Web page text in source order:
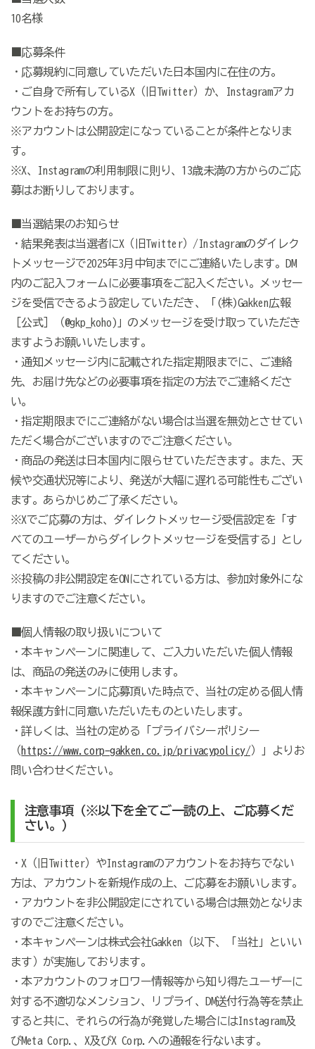
10名様
■応募条件
・応募規約に同意していただいた日本国内に在住の方。
・ご自身で所有しているX（旧Twitter）か、Instagramアカ
ウントをお持ちの方。
※アカウントは公開設定になっていることが条件となりま
す。
※X、Instagramの利用制限に則り、13歳未満の方からのご応
募はお断りしております。
■当選結果のお知らせ
・結果発表は当選者にX（旧Twitter）/Instagramのダイレク
トメッセージで2025年3月中旬までにご連絡いたします。
DM
内のご記入フォームに必要事項をご記入ください。メッセー
ジを受信できるよう設定していただき、「(株)Gakken広報
［公式］（@gkp_koho)」のメッセージを受け取っていただき
ますようお願いいたします。
・通知メッセージ内に記載された指定期限までに、ご連絡
先、お届け先などの必要事項を指定の方法でご連絡くださ
い。
・指定期限までにご連絡がない場合は当選を無効とさせてい
ただく場合がございますのでご注意ください。
・商品の発送は日本国内に限らせていただきます。また、 天
候や交通状況等により、発送が大幅に遅れる可能性もござい
ます。あらかじめご了承ください。
※Xでご応募の方は、ダイレクトメッセージ受信設定を「す
べてのユーザーからダイレクトメッセージを受信する」とし
てください。
※投稿の非公開設定をONにされている方は、参加対象外にな
りますのでご注意ください。
■個人情報の取り扱いについて
・本キャンペーンに関連して、ご入力いただいた個人情報
は、商品の発送のみに使用します。
・本キャンペーンに応募頂いた時点で、当社の定める個人情
報保護方針に同意いただいたものといたします。
・詳しくは、当社の定める「プライバシーポリシー
（ https://www.corp-gakken.co.jp/privacypolicy/）」よりお
問い合わせください。
注意事項（※以下を全てご一読の上、ご応募くだ
さい。）
・X（旧Twitter） やInstagramのアカウントをお持ちでない
方は、アカウントを新規作成の上、ご応募をお願いします。
・アカウントを非公開設定にされている場合は無効となりま
すのでご注意ください。
・本キャンペーンは株式会社Gakken（以下、「当社」といい
ます）が実施しております。
・本アカウントのフォロワー情報等から知り得たユーザーに
対する不適切なメンション、リプライ、DM送付行為等を禁止
すると共に、それらの行為が発覚した場合にはInstagram及
びMetaCorp. 、X及びX Corp. への通報を行ないます。